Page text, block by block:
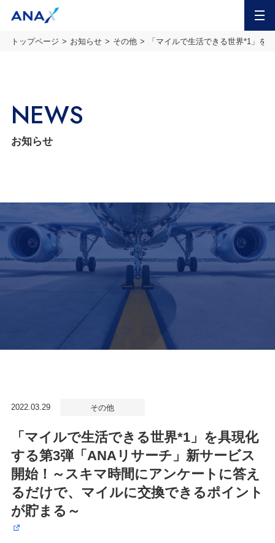
トップページ お知らせ その他 「マイルで生活できる世界*1」を
NEWS
お知らせ
2022.03.29 その他
「マイルで生活できる世界*1」を具現化
する第3弾「ANAリサーチ」新サービス
開始！～スキマ時間にアンケートに答え
るだけで、マイルに交換できるポイント
が貯まる～